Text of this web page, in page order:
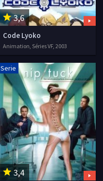
3,6
Code Lyoko
Animation, Séries VF, 2003
3,4
Serie